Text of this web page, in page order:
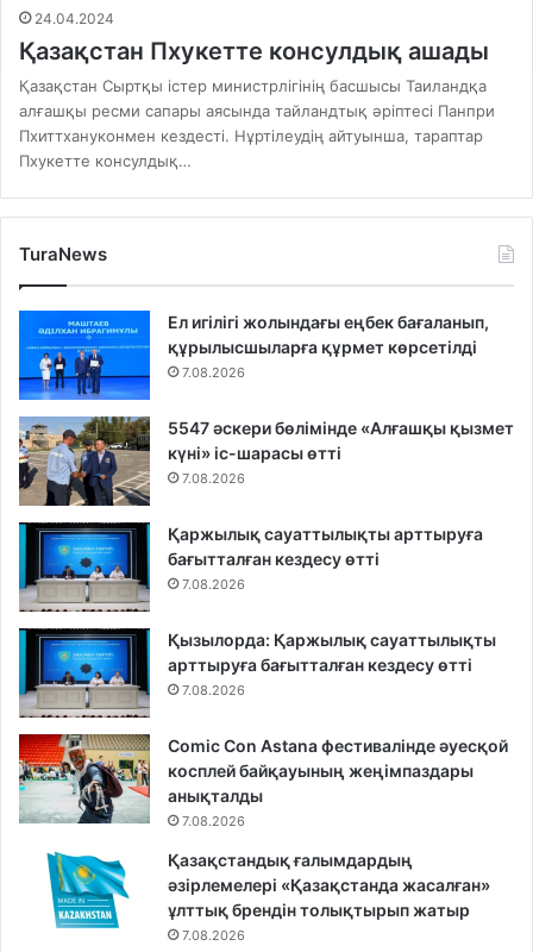
24.04.2024
Қазақстан Пхукетте консулдық ашады
Қазақстан Сыртқы істер министрлігінің басшысы Таиландқа
алғашқы ресми сапары аясында тайландтық әріптесі Панпри
Пхиттхануконмен кездесті. Нұртілеудің айтуынша, тараптар
Пхукетте консулдық…
TuraNews
Ел игілігі жолындағы еңбек бағаланып,
құрылысшыларға құрмет көрсетілді
7.08.2026
5547 әскери бөлімінде «Алғашқы қызмет
күні» іс-шарасы өтті
7.08.2026
Қаржылық сауаттылықты арттыруға
бағытталған кездесу өтті
7.08.2026
Қызылорда: Қаржылық сауаттылықты
арттыруға бағытталған кездесу өтті
7.08.2026
Comic Con Astana фестивалінде әуесқой
косплей байқауының жеңімпаздары
анықталды
7.08.2026
Қазақстандық ғалымдардың
әзірлемелері «Қазақстанда жасалған»
ұлттық брендін толықтырып жатыр
7.08.2026